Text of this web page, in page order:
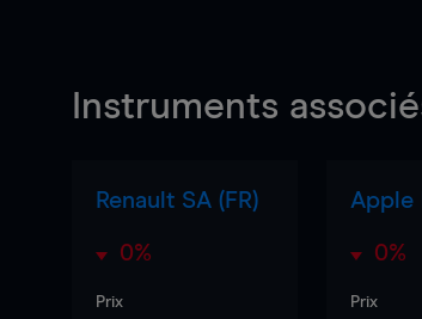
Instruments
Renault SA (FR)
0%
Prix
Apple
0%
Prix